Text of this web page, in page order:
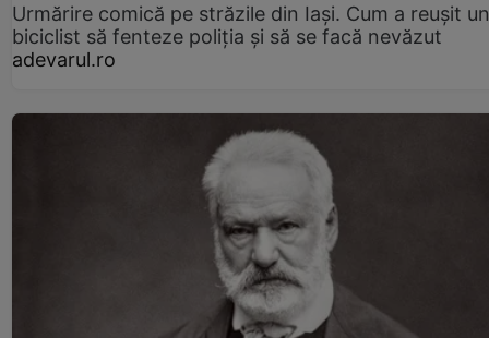
Urmărire comică pe străzile din Iași. Cum a reușit un
biciclist să fenteze poliția și să se facă nevăzut
adevarul.ro